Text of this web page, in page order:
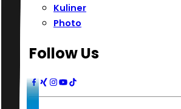
Kuliner
Photo
Follow Us